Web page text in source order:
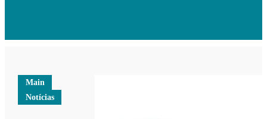
Main
Notícias